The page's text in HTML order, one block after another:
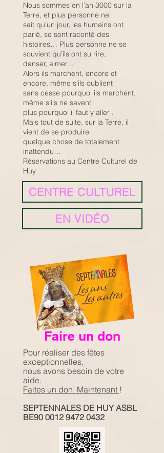
Nous sommes en l’an 3000 sur la
Terre, et plus personne ne
sait qu’un jour, les humains ont
parlé, se sont raconté des
histoires… Plus personne ne se
souvient qu’ils ont su rire,
danser, aimer…
Alors ils marchent, encore et
encore, même s’ils oublient
sans cesse pourquoi ils marchent,
même s’ils ne savent
plus pourquoi il faut y aller .
Mais tout de suite, sur la Terre, il
vient de se produire
quelque chose de totalement
inattendu…
Réservations au Centre Culturel de
Huy
CENTRE CULTUREL
EN VIDÉO
Faire un don
Pour réaliser des fêtes
exceptionnelles,
nous avons besoin de votre
aide.
Faites un don. Maintenant !
SEPTENNALES DE HUY ASBL
BE90 0012 9472 0432